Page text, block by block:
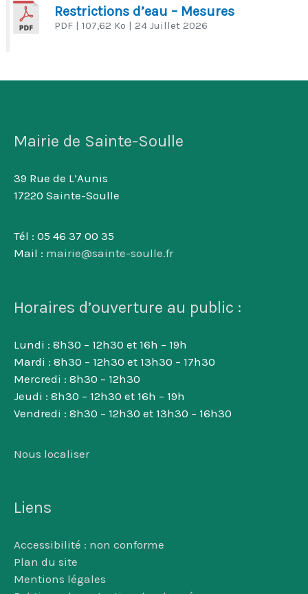
Restrictions d’eau – Mesures
PDF | 107,62 Ko | 24 Juillet 2026
Mairie de Sainte-Soulle
39 Rue de L’Aunis
17220 Sainte-Soulle
Tél : 05 46 37 00 35
Mail : mairie@sainte-soulle.fr
Horaires d’ouverture au public :
Lundi : 8h30 – 12h30 et 16h – 19h
Mardi : 8h30 – 12h30 et 13h30 – 17h30
Mercredi : 8h30 – 12h30
Jeudi : 8h30 – 12h30 et 16h – 19h
Vendredi : 8h30 – 12h30 et 13h30 – 16h30
Nous localiser
Liens
Accessibilité : non conforme
Plan du site
Mentions légales